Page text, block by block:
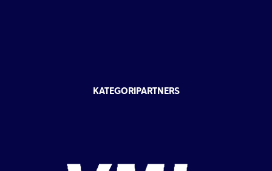
KATEGORIPARTNERS